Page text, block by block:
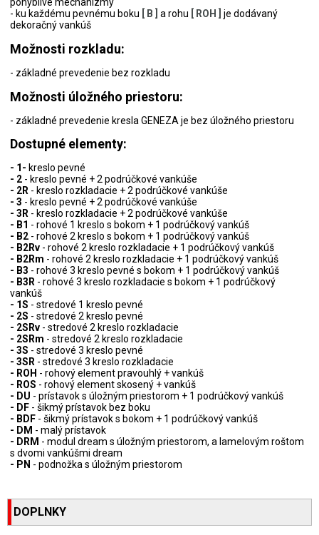
- ku každému pevnému boku
[ B ] a rohu [ ROH ]
je dodávaný
dekoračný vankúš
Možnosti rozkladu:
- základné prevedenie bez rozkladu
Možnosti úložného priestoru:
- základné prevedenie kresla GENEZA je bez úložného priestoru
Dostupné elementy:
- 1- kreslo pevné
- 2 - kreslo pevné + 2 podrúčkové vankúše
- 2R - kreslo rozkladacie + 2 podrúčkové vankúše
- 3 - kreslo pevné + 2 podrúčkové vankúše
- 3R - kreslo rozkladacie + 2 podrúčkové vankúše
- B1 - rohové 1 kreslo s bokom + 1 podrúčkový vankúš
- B2 - rohové 2 kreslo s bokom + 1 podrúčkový vankúš
- B2Rv - rohové 2 kreslo rozkladacie + 1 podrúčkový vankúš
- B2Rm - rohové 2 kreslo rozkladacie + 1 podrúčkový vankúš
- B3 - rohové 3 kreslo pevné s bokom + 1 podrúčkový vankúš
- B3R - rohové 3 kreslo rozkladacie s bokom + 1 podrúčkový
vankúš
- 1S - stredové 1 kreslo pevné
- 2S - stredové 2 kreslo pevné
- 2SRv - stredové 2 kreslo rozkladacie
- 2SRm - stredové 2 kreslo rozkladacie
- 3S - stredové 3 kreslo pevné
- 3SR - stredové 3 kreslo rozkladacie
- ROH - rohový element pravouhlý + vankúš
- ROS - rohový element skosený + vankúš
- DU - prístavok s úložným priestorom + 1 podrúčkový vankúš
- DF - šikmý prístavok bez boku
- BDF - šikmý prístavok s bokom + 1 podrúčkový vankúš
- DM - malý prístavok
- DRM - modul dream s úložným priestorom, a lamelovým roštom
s dvomi vankúšmi dream
- PN - podnožka s úložným priestorom
DOPLNKY